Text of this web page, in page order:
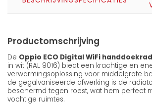
Productomschrijving
De Oppio ECO Digital WiFi
in wit (RAL 9016) biedt een krachtige en
verwarmingsoplossing voor middelgrote
de gegalvaniseerde afwerking is de
beschermd tegen roest, wat hem perfect
vochtige ruimtes.